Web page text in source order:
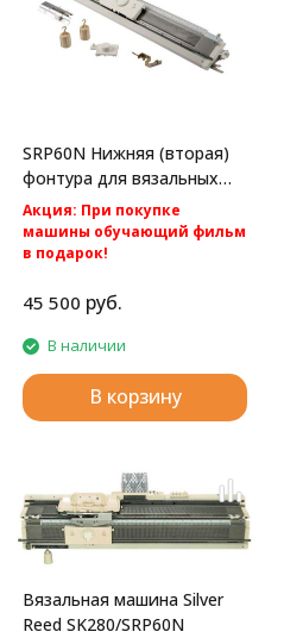
SRP60N Нижняя (вторая)
фонтура для вязальных
машин Silver Reed
Акция: При покупке
машины обучающий фильм
в подарок!
доставка по России.
Вторая фонтура к вязальным
машинам 5 класса Silver Reed
SK280 и Silver Reed SK840.
45 500 руб.
В наличии
В корзину
Вязальная машина Silver
Reed SK280/SRP60N